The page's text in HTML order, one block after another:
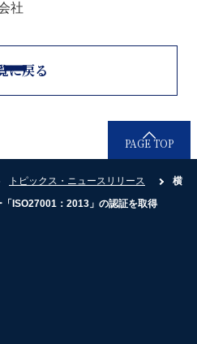
社
に戻る
トピックス・ニュースリリース
横
ISO27001：2013」の認証を取得
PAGE TOP